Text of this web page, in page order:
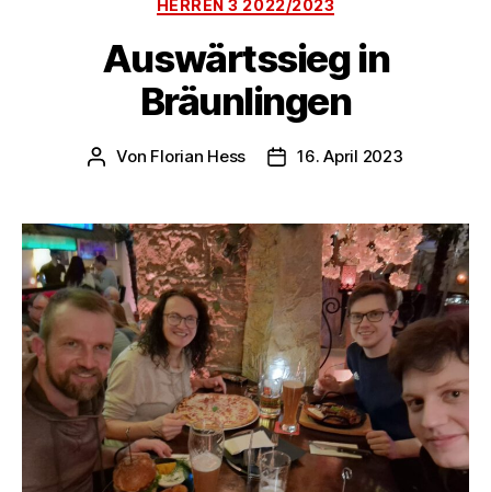
HERREN 3 2022/2023
Auswärtssieg in
Bräunlingen
Beitragsautor
Von Florian Hess Veröffentlichungsdatum
16. April 2023